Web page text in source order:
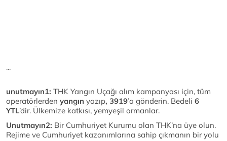
...
unutmayın1: THK Yangın Uçağı alım kampanyası için, tüm
operatörlerden yangın yazıp, 3919’a gönderin. Bedeli 6
YTL’dir. Ülkemize katkısı, yemyeşil ormanlar.
Unutmayın2: Bir Cumhuriyet Kurumu olan THK’na üye olun.
Rejime ve Cumhuriyet kazanımlarına sahip çıkmanın bir yolu